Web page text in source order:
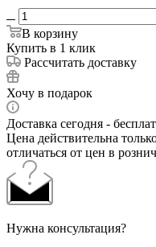
В корзину
Купить в 1 клик
Рассчитать доставку
Хочу в подарок
Доставка сегодня -
Цена действительна
отличаться от цен в
Нужна консультация?